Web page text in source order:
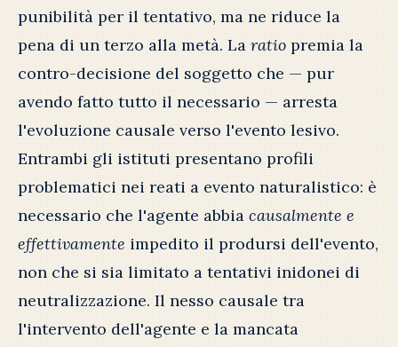
punibilità per il tentativo, ma ne riduce la
pena di un terzo alla metà. La ratio premia la
contro-decisione del soggetto che — pur
avendo fatto tutto il necessario — arresta
l'evoluzione causale verso l'evento lesivo.
Entrambi gli istituti presentano profili
problematici nei reati a evento naturalistico: è
necessario che l'agente abbia causalmente e
effettivamente impedito il prodursi dell'evento,
non che si sia limitato a tentativi inidonei di
neutralizzazione. Il nesso causale tra
l'intervento dell'agente e la mancata